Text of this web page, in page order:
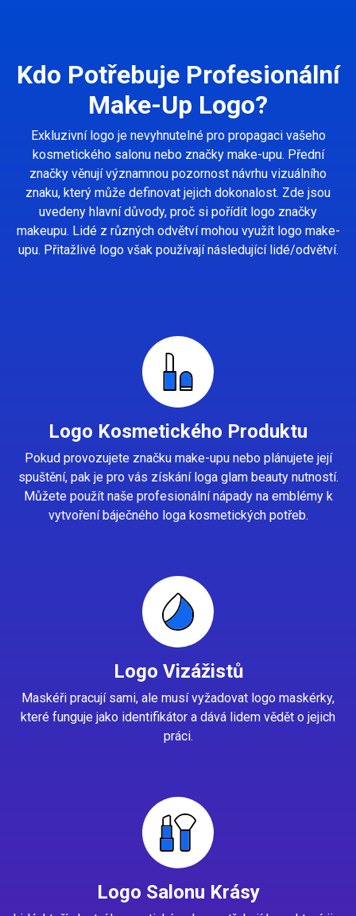
Kdo Potřebuje Profesionální
Make-Up Logo?
Exkluzivní logo je nevyhnutelné pro propagaci vašeho
kosmetického salonu nebo značky make-upu. Přední
značky věnují významnou pozornost návrhu vizuálního
znaku, který může definovat jejich dokonalost. Zde jsou
uvedeny hlavní důvody, proč si pořídit logo značky
makeupu. Lidé z různých odvětví mohou využít logo make-
upu. Přitažlivé logo však používají následující lidé/odvětví.
Logo Kosmetického Produktu
Pokud provozujete značku make-upu nebo plánujete její
spuštění, pak je pro vás získání loga glam beauty nutností.
Můžete použít naše profesionální nápady na emblémy k
vytvoření báječného loga kosmetických potřeb.
Logo Vizážistů
Maskéři pracují sami, ale musí vyžadovat logo maskérky,
které funguje jako identifikátor a dává lidem vědět o jejich
práci.
Logo Salonu Krásy